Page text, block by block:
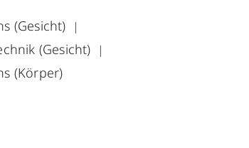
(Gesicht)
(Gesicht)
(Körper)